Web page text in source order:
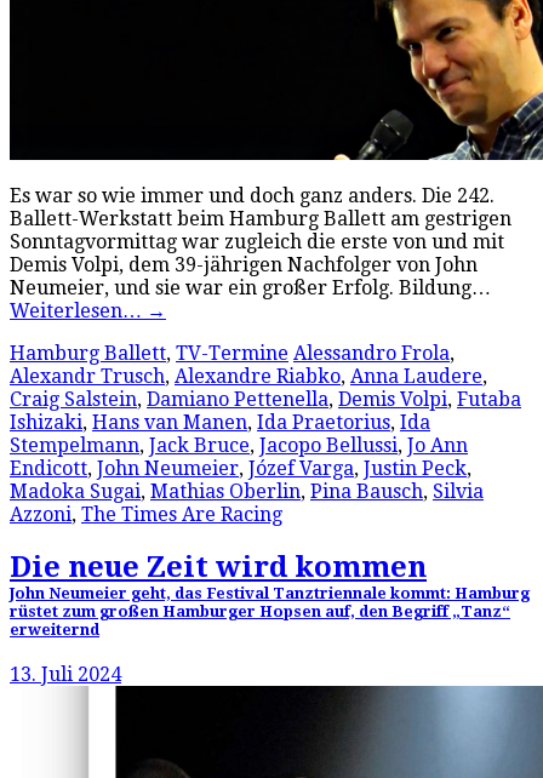
Es war so wie immer und doch ganz anders. Die 242.
Ballett-Werkstatt beim Hamburg Ballett am gestrigen
Sonntagvormittag war zugleich die erste von und mit
Demis Volpi, dem 39-jährigen Nachfolger von John
Neumeier, und sie war ein großer Erfolg. Bildung…
Weiterlesen… →
Hamburg Ballett, TV-Termine Alessandro Frola,
Alexandr Trusch, Alexandre Riabko, Anna Laudere,
Craig Salstein, Damiano Pettenella, Demis Volpi, Futaba
Ishizaki, Hans van Manen, Ida Praetorius, Ida
Stempelmann, Jack Bruce, Jacopo Bellussi, Jo Ann
Endicott, John Neumeier, Józef Varga, Justin Peck,
Madoka Sugai, Mathias Oberlin, Pina Bausch, Silvia
Azzoni, The Times Are Racing
Die neue Zeit wird kommen
John Neumeier geht, das Festival Tanztriennale kommt: Hamburg
rüstet zum großen Hamburger Hopsen auf, den Begriff „Tanz“
erweiternd
13. Juli 2024